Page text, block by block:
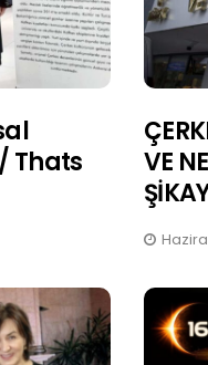
Thats
VE